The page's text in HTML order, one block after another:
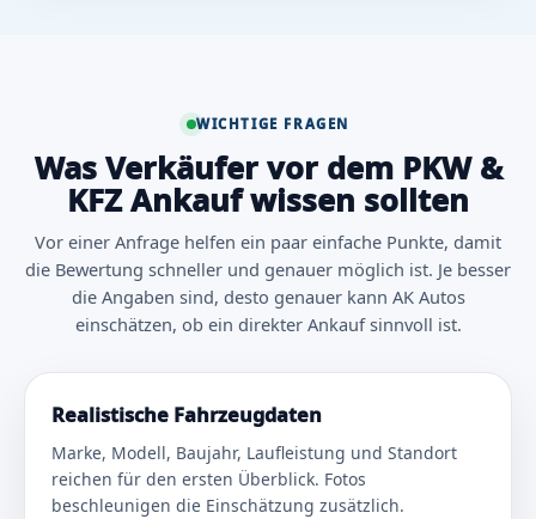
WICHTIGE FRAGEN
Was Verkäufer vor dem PKW &
KFZ Ankauf wissen sollten
Vor einer Anfrage helfen ein paar einfache Punkte, damit
die Bewertung schneller und genauer möglich ist. Je besser
die Angaben sind, desto genauer kann AK Autos
einschätzen, ob ein direkter Ankauf sinnvoll ist.
Realistische Fahrzeugdaten
Marke, Modell, Baujahr, Laufleistung und Standort
reichen für den ersten Überblick. Fotos
beschleunigen die Einschätzung zusätzlich.